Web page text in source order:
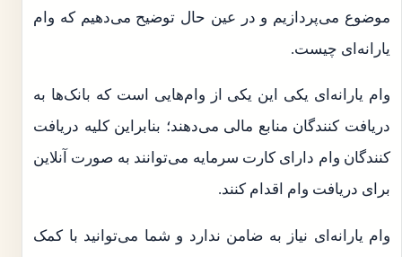
موضوع می‌پردازیم و در عین حال توضیح می‌دهیم که وام
یارانه‌ای چیست.
وام یارانه‌ای یکی این یکی از وام‌هایی است که بانک‌ها به
دریافت کنندگان منابع مالی می‌دهند؛ بنابراین کلیه دریافت
کنندگان وام دارای کارت سرمایه می‌توانند به صورت آنلاین
برای دریافت وام اقدام کنند.
وام یارانه‌ای نیاز به ضامن ندارد و شما می‌توانید با کمک